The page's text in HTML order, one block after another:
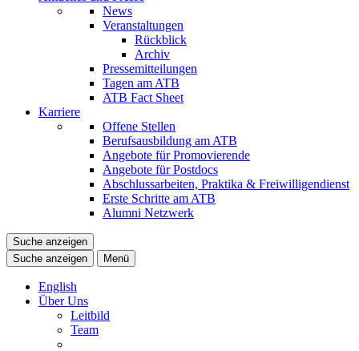
News
Veranstaltungen
Rückblick
Archiv
Pressemitteilungen
Tagen am ATB
ATB Fact Sheet
Karriere
Offene Stellen
Berufsausbildung am ATB
Angebote für Promovierende
Angebote für Postdocs
Abschlussarbeiten, Praktika & Freiwilligendienst
Erste Schritte am ATB
Alumni Netzwerk
Suche anzeigen
Suche anzeigen
Menü
English
Über Uns
Leitbild
Team